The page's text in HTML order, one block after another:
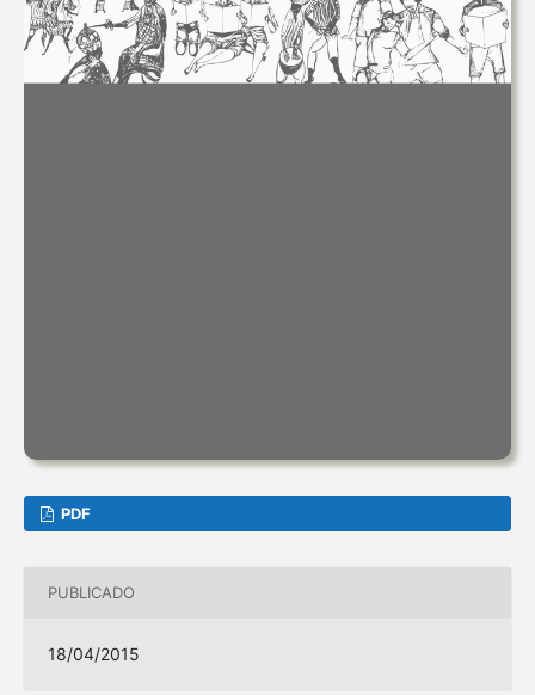
PDF
PUBLICADO
18/04/2015